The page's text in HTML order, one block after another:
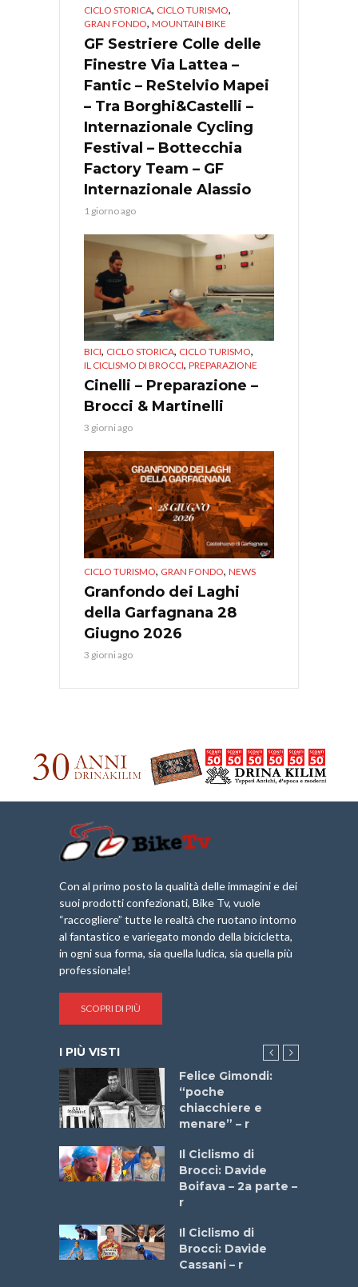
CICLO STORICA, CICLO TURISMO,
GRAN FONDO, MOUNTAIN BIKE
GF Sestriere Colle delle
Finestre Via Lattea –
Fantic – ReStelvio Mapei
– Tra Borghi&Castelli –
Internazionale Cycling
Festival – Bottecchia
Factory Team – GF
Internazionale Alassio
1 giorno ago
BICI, CICLO STORICA, CICLO TURISMO,
IL CICLISMO DI BROCCI, PREPARAZIONE
Cinelli – Preparazione –
Brocci & Martinelli
3 giorni ago
CICLO TURISMO, GRAN FONDO, NEWS
Granfondo dei Laghi
della Garfagnana 28
Giugno 2026
3 giorni ago
Con al primo posto la qualità delle immagini e dei
suoi prodotti confezionati, Bike Tv, vuole
“raccogliere” tutte le realtà che ruotano intorno
al fantastico e variegato mondo della bicicletta,
in ogni sua forma, sia quella ludica, sia quella più
professionale!
SCOPRI DI PIÙ
I PIÙ VISTI
Felice Gimondi:
“poche
chiacchiere e
menare” – r
Il Ciclismo di
Brocci: Davide
Boifava – 2a parte –
r
Il Ciclismo di
Brocci: Davide
Cassani – r